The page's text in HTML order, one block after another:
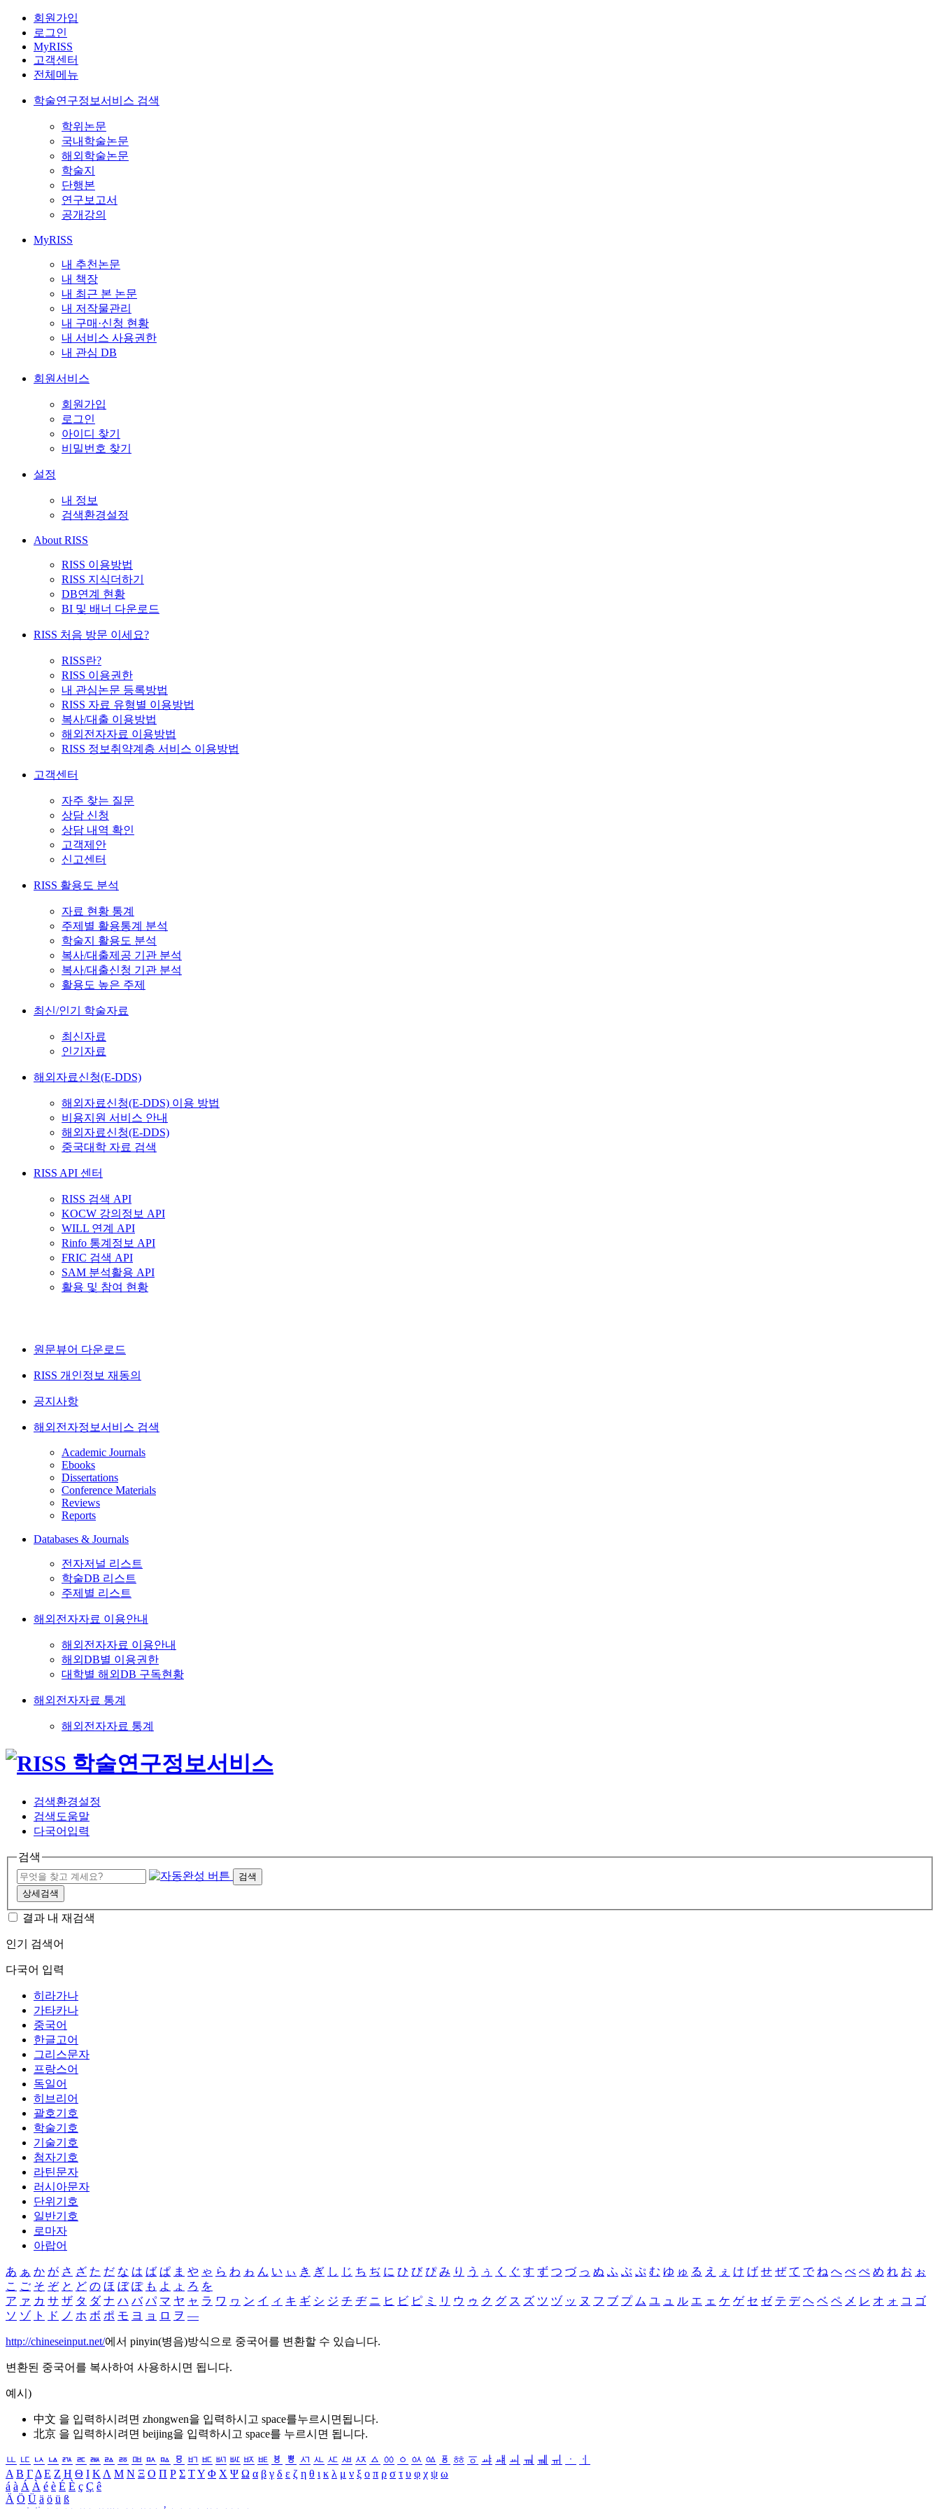
회원가입
로그인
MyRISS
고객센터
전체메뉴
학술연구정보서비스 검색
학위논문
국내학술논문
해외학술논문
학술지
단행본
연구보고서
공개강의
MyRISS
내 추천논문
내 책장
내 최근 본 논문
내 저작물관리
내 구매·신청 현황
내 서비스 사용권한
내 관심 DB
회원서비스
회원가입
로그인
아이디 찾기
비밀번호 찾기
설정
내 정보
검색환경설정
About RISS
RISS 이용방법
RISS 지식더하기
DB연계 현황
BI 및 배너 다운로드
RISS 처음 방문 이세요?
RISS란?
RISS 이용권한
내 관심논문 등록방법
RISS 자료 유형별 이용방법
복사/대출 이용방법
해외전자자료 이용방법
RISS 정보취약계층 서비스 이용방법
고객센터
자주 찾는 질문
상담 신청
상담 내역 확인
고객제안
신고센터
RISS 활용도 분석
자료 현황 통계
주제별 활용통계 분석
학술지 활용도 분석
복사/대출제공 기관 분석
복사/대출신청 기관 분석
활용도 높은 주제
최신/인기 학술자료
최신자료
인기자료
해외자료신청(E-DDS)
해외자료신청(E-DDS) 이용 방법
비용지원 서비스 안내
해외자료신청(E-DDS)
중국대학 자료 검색
RISS API 센터
RISS 검색 API
KOCW 강의정보 API
WILL 연계 API
Rinfo 통계정보 API
FRIC 검색 API
SAM 분석활용 API
활용 및 참여 현황
원문뷰어 다운로드
RISS 개인정보 재동의
공지사항
해외전자정보서비스 검색
Academic Journals
Ebooks
Dissertations
Conference Materials
Reviews
Reports
Databases & Journals
전자저널 리스트
학술DB 리스트
주제별 리스트
해외전자자료 이용안내
해외전자자료 이용안내
해외DB별 이용권한
대학별 해외DB 구독현황
해외전자자료 통계
해외전자자료 통계
검색환경설정
검색도움말
다국어입력
검색
검색
상세검색
결과 내 재검색
인기 검색어
다국어 입력
히라가나
가타카나
중국어
한글고어
그리스문자
프랑스어
독일어
히브리어
괄호기호
학술기호
기술기호
첨자기호
라틴문자
러시아문자
단위기호
일반기호
로마자
아랍어
あ ぁ か が さ ざ た だ な は ば ぱ ま や ゃ ら わ ゎ ん い ぃ き ぎ し じ ち ぢ に ひ び ぴ み り う ぅ く ぐ す ず つ づ っ ぬ ふ ぶ ぷ む ゆ ゅ る え ぇ け げ せ ぜ て で ね へ べ ぺ め れ お ぉ
こ ご そ ぞ と ど の ほ ぼ ぽ も よ ょ ろ を
ア ァ カ サ ザ タ ダ ナ ハ バ パ マ ヤ ャ ラ ワ ヮ ン イ ィ キ ギ シ ジ チ ヂ ニ ヒ ビ ピ ミ リ ウ ゥ ク グ ス ズ ツ ヅ ッ ヌ フ ブ プ ム ユ ュ ル エ ェ ケ ゲ セ ゼ テ デ ヘ ベ ペ メ レ オ ォ コ ゴ
ソ ゾ ト ド ノ ホ ボ ポ モ ヨ ョ ロ ヲ ―
http://chineseinput.net/에서 pinyin(병음)방식으로 중국어를 변환할 수 있습니다.
변환된 중국어를 복사하여 사용하시면 됩니다.
예시)
中文 을 입력하시려면 zhongwen을 입력하시고 space를누르시면됩니다.
北京 을 입력하시려면 beijing을 입력하시고 space를 누르시면 됩니다.
ㅥ ㅦ ㅧ ㅨ ㅩ ㅪ ㅫ ㅬ ㅭ ㅮ ㅯ ㅰ ㅱ ㅲ ㅳ ㅴ ㅵ ㅶ ㅷ ㅸ ㅹ ㅺ ㅻ ㅼ ㅽ ㅾ ㅿ ㆀ ㆁ ㆂ ㆃ ㆄ ㆅ ㆆ ㆇ ㆈ ㆉ ㆊ ㆋ ㆌ ㆍ
ㆎ
Α Β ΓΔ Ε Ζ Η Θ Ι ΚΛ Μ Ν Ξ Ο Π Ρ Σ ΤΥ Φ Χ Ψ Ω α β γ δ ε ζ η θ ι κ λ μ ν ξ ο π ρ σ τ υ φ χ ψ ω
á à Á À é è É È ç Ç ê
Ä Ö Ü ä ö ü ß